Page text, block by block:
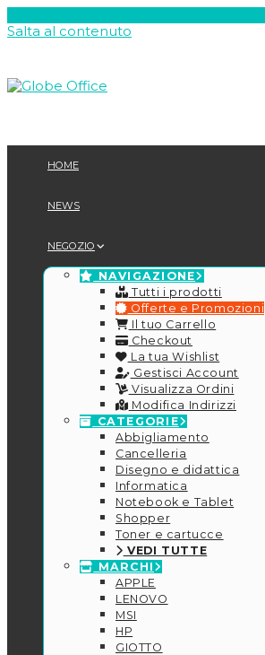
Salta al contenuto
HOME
NEWS
NEGOZIO
NAVIGAZIONE
Tutti i prodotti
Offerte e Promozioni
Il tuo Carrello
Checkout
La tua Wishlist
Gestisci Account
Visualizza Ordini
Modifica Indirizzi
CATEGORIE
Abbigliamento
Cancelleria
Disegno e didattica
Informatica
Notebook e Tablet
Shopper
Toner e cartucce
VEDI TUTTE
MARCHI
APPLE
LENOVO
MSI
HP
GIOTTO